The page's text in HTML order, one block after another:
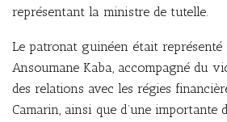
représentant la ministre de tutelle.
Le patronat guinéen était représenté
Ansoumane Kaba, accompagné du
des relations avec les régies
Camarin, ainsi que d’une importante